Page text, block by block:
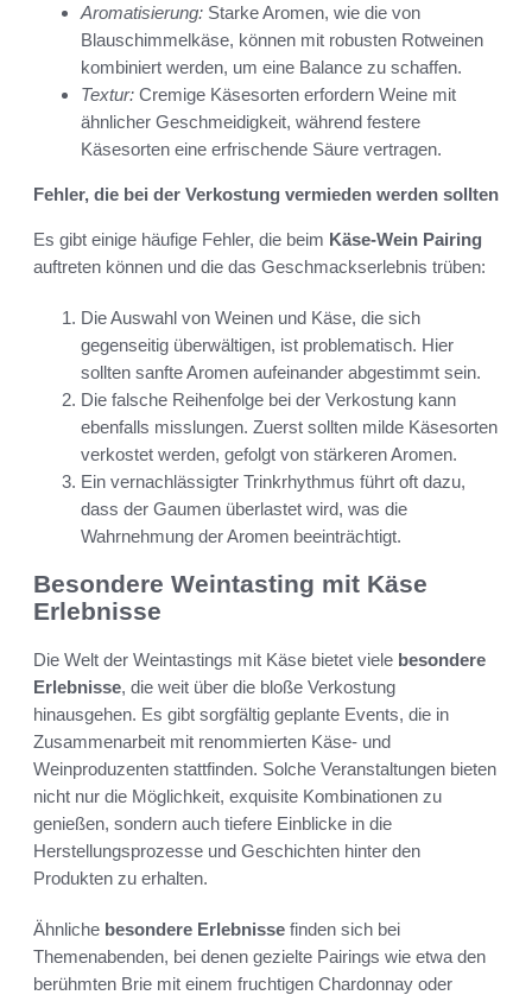
Aromatisierung: Starke Aromen, wie die von
Blauschimmelkäse, können mit robusten Rotweinen
kombiniert werden, um eine Balance zu schaffen.
Textur: Cremige Käsesorten erfordern Weine mit
ähnlicher Geschmeidigkeit, während festere
Käsesorten eine erfrischende Säure vertragen.
Fehler, die bei der Verkostung vermieden werden sollten
Es gibt einige häufige Fehler, die beim Käse-Wein Pairing
auftreten können und die das Geschmackserlebnis trüben:
Die Auswahl von Weinen und Käse, die sich
gegenseitig überwältigen, ist problematisch. Hier
sollten sanfte Aromen aufeinander abgestimmt sein.
Die falsche Reihenfolge bei der Verkostung kann
ebenfalls misslungen. Zuerst sollten milde Käsesorten
verkostet werden, gefolgt von stärkeren Aromen.
Ein vernachlässigter Trinkrhythmus führt oft dazu,
dass der Gaumen überlastet wird, was die
Wahrnehmung der Aromen beeinträchtigt.
Besondere Weintasting mit Käse
Erlebnisse
Die Welt der Weintastings mit Käse bietet viele besondere
Erlebnisse, die weit über die bloße Verkostung
hinausgehen. Es gibt sorgfältig geplante Events, die in
Zusammenarbeit mit renommierten Käse- und
Weinproduzenten stattfinden. Solche Veranstaltungen bieten
nicht nur die Möglichkeit, exquisite Kombinationen zu
genießen, sondern auch tiefere Einblicke in die
Herstellungsprozesse und Geschichten hinter den
Produkten zu erhalten.
Ähnliche besondere Erlebnisse finden sich bei
Themenabenden, bei denen gezielte Pairings wie etwa den
berühmten Brie mit einem fruchtigen Chardonnay oder